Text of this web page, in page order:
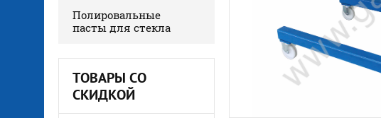
Полировальные
пасты для стекла
ТОВАРЫ СО
СКИДКОЙ